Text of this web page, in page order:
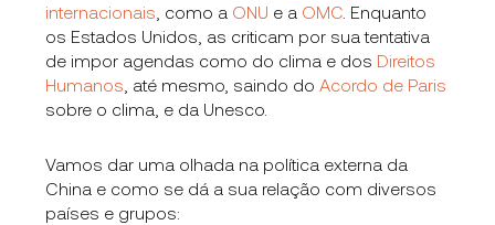
internacionais , como a ONU e a OMC . Enquanto
os Estados Unidos, as criticam por sua tentativa
de impor agendas como do clima e dos Direitos
Humanos , até mesmo, saindo doAcordo de Paris
sobre o clima, e da Unesco.
Vamos dar uma olhada na política externa da
China e como se dá a sua relação com diversos
países e grupos: